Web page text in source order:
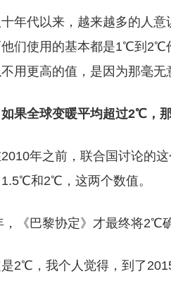
年代以来，越来越多的人
们使用的基本都是1℃到2℃
用更高的值，是因为那毫无
果全球变暖平均超过2℃，
年之前，联合国讨论的
和2℃，这两个数值。
，《巴黎协定》才最终将2℃
是2℃，我个人觉得，到了